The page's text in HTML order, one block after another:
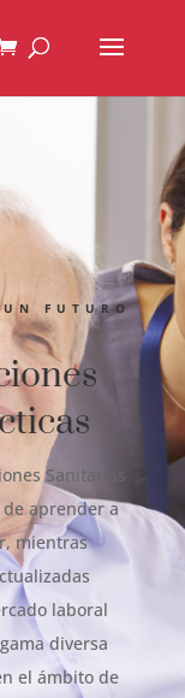
FUTURO
Sanitarias
aprender a
mientras
laboral
diversa
el ámbito de